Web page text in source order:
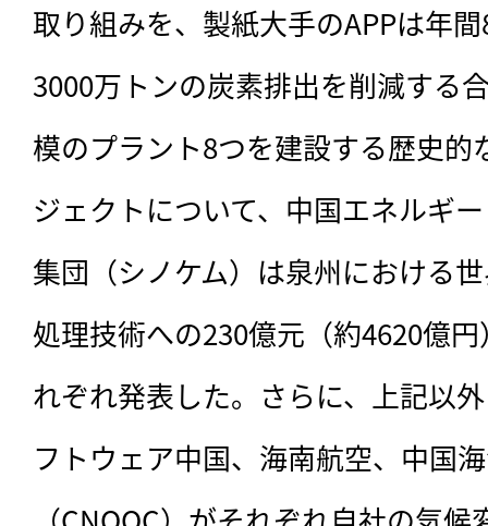
取り組みを、製紙大手のAPPは年
3000万トンの炭素排出を削減する
模のプラント8つを建設する歴史
ジェクトについて、中国エネルギ
集団（シノケム）は泉州における
処理技術への230億元（約4620億
れぞれ発表した。さらに、上記以
フトウェア中国、海南航空、中国